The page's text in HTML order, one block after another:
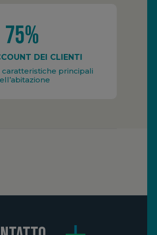
75%
DEI CLIENTI
principali